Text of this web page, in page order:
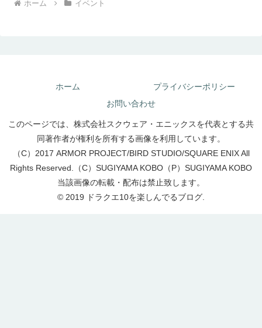
ホーム イベント
ホーム
プライバシーポリシー
お問い合わせ
このページでは、株式会社スクウェア・エニックスを代表とする共
同著作者が権利を所有する画像を利用しています。
（C）2017 ARMOR PROJECT/BIRD STUDIO/SQUARE ENIX All
Rights Reserved.（C）SUGIYAMA KOBO（P）SUGIYAMA KOBO
当該画像の転載・配布は禁止致します。
© 2019 ドラクエ10を楽しんでるブログ.